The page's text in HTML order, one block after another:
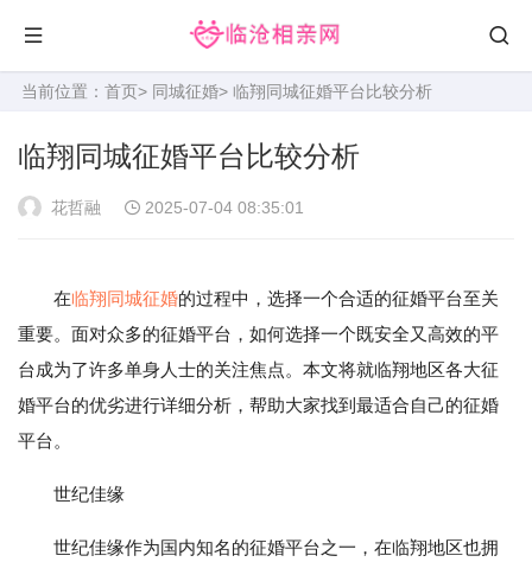
当前位置： 首页> 同城征婚> 临翔同城征婚平台比较分析
临翔同城征婚平台比较分析
花哲融 2025-07-04 08:35:01
在临翔同城征婚的过程中，选择一个合适的征婚平台至关
重要。面对众多的征婚平台，如何选择一个既安全又高效的平
台成为了许多单身人士的关注焦点。本文将就临翔地区各大征
婚平台的优劣进行详细分析，帮助大家找到最适合自己的征婚
平台。
世纪佳缘
世纪佳缘作为国内知名的征婚平台之一，在临翔地区也拥